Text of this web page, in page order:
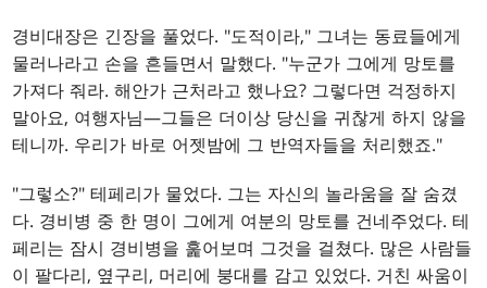
경비대장은 긴장을 풀었다. "도적이라," 그녀는 동료들에게
물러나라고 손을 흔들면서 말했다. "누군가 그에게 망토를
가져다 줘라. 해안가 근처라고 했나요? 그렇다면 걱정하지
말아요, 여행자님—그들은 더이상 당신을 귀찮게 하지 않을
테니까. 우리가 바로 어젯밤에 그 반역자들을 처리했죠."
"그렇소?" 테페리가 물었다. 그는 자신의 놀라움을 잘 숨겼
다. 경비병 중 한 명이 그에게 여분의 망토를 건네주었다. 테
페리는 잠시 경비병을 훑어보며 그것을 걸쳤다. 많은 사람들
이 팔다리, 옆구리, 머리에 붕대를 감고 있었다. 거친 싸움이